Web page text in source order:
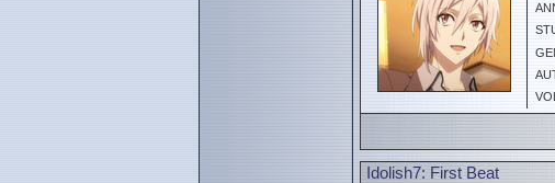
Idolish7: First Beat